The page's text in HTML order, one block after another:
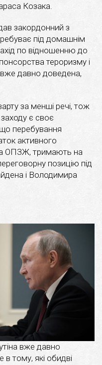
Козака.
закордонний з
під домашнім
по відношенню до
тероризму і
вже давно доведена,
за менші речі, тож
є своє
перебування
активного
ОПЗЖ, тримають на
позицію під
і Володимира
вже давно
тому, які обидві